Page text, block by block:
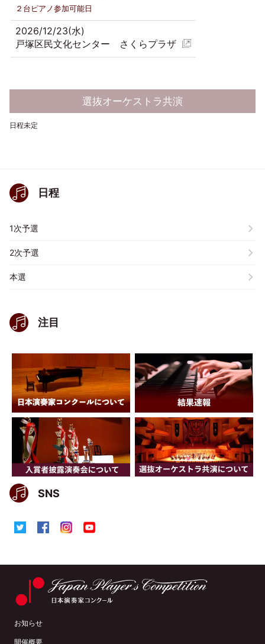
２台ピアノ参加可能日
2026/12/23(水)
戸塚区民文化センター さくらプラザ
選抜オーケストラ共演
日程未定
日程
1次予選
2次予選
本選
注目
SNS
お知らせ
開催概要